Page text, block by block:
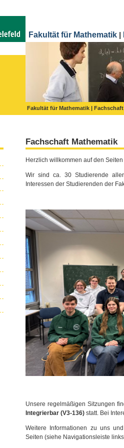
Fakultät für Mathematik
Fakultät für Mathematik |
Fachschaft Mathematik
Herzlich willkommen auf den
Wir sind ca. 30 Studierende
Interessen der Studierenden der
Unsere regelmäßigen Sitzungen
Integrierbar (V3-136) statt. Bei
Weitere Informationen zu uns
Seiten (siehe Navigationsleiste